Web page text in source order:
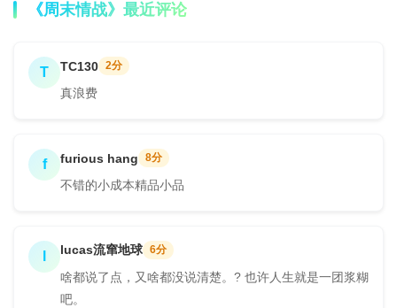
《周末情战》最近评论
T TC130 2分
真浪费
f furious hang 8分
不错的小成本精品小品
lucas流窜地球 6分
啥都说了点，又啥都没说清楚。? 也许人生就是一团浆糊
吧。